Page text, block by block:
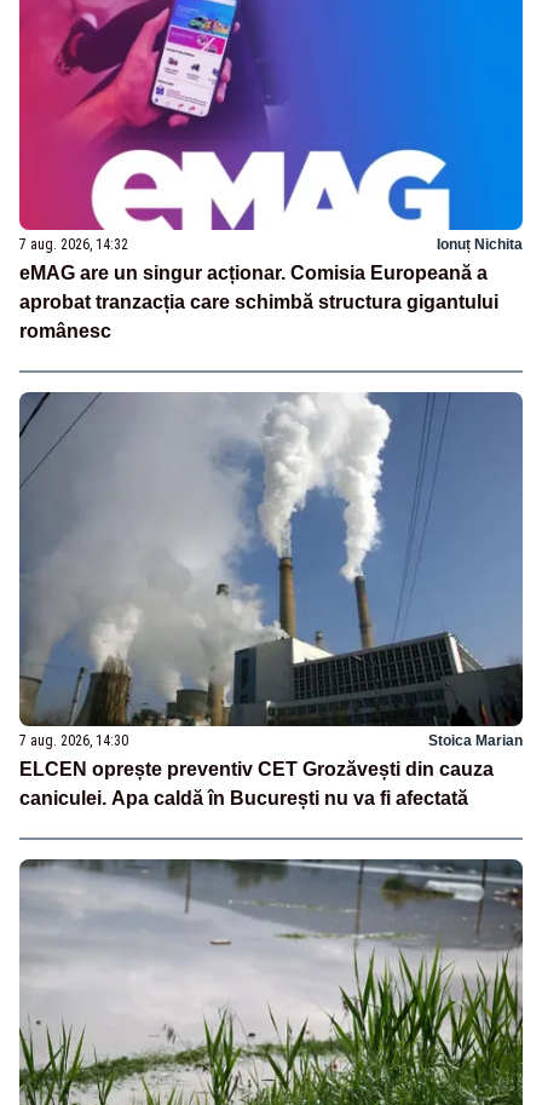
7 aug. 2026, 14:32 Ionuț Nichita
eMAG are un singur acționar. Comisia Europeană a
aprobat tranzacția care schimbă structura gigantului
românesc
7 aug. 2026, 14:30 Stoica Marian
ELCEN oprește preventiv CET Grozăvești din cauza
caniculei. Apa caldă în București nu va fi afectată